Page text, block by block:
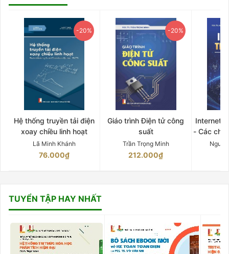
-20%
Hệ thống truyền tải điện
xoay chiều linh hoạt
Lã Minh Khánh
76.000₫
-20%
Giáo trình Điện tử công
suất
Trần Trọng Minh
212.000₫
Internet
- Các
TUYỂN TẬP HAY NHẤT